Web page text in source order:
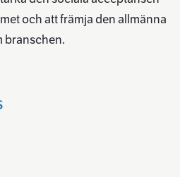
och att främja den allmänna
branschen.